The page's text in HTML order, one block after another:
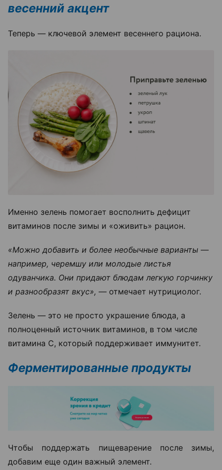
весенний акцент
Теперь — ключевой элемент весеннего рациона.
Именно зелень помогает восполнить дефицит
витаминов после зимы и «оживить» рацион.
«Можно добавить и более необычные варианты —
например, черемшу или молодые листья
одуванчика. Они придают блюдам легкую горчинку
и разнообразят вкус», — отмечает нутрициолог.
Зелень — это не просто украшение блюда, а
полноценный источник витаминов, в том числе
витамина С, который поддерживает иммунитет.
Ферментированные продукты
Чтобы поддержать пищеварение после зимы,
добавим еще один важный элемент.